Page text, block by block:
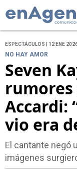
ESPECTÁCULOS | 12 ENE
NO HAY AMOR
Seven
rumores
Accardi:
vio era
El cantante negó
imágenes